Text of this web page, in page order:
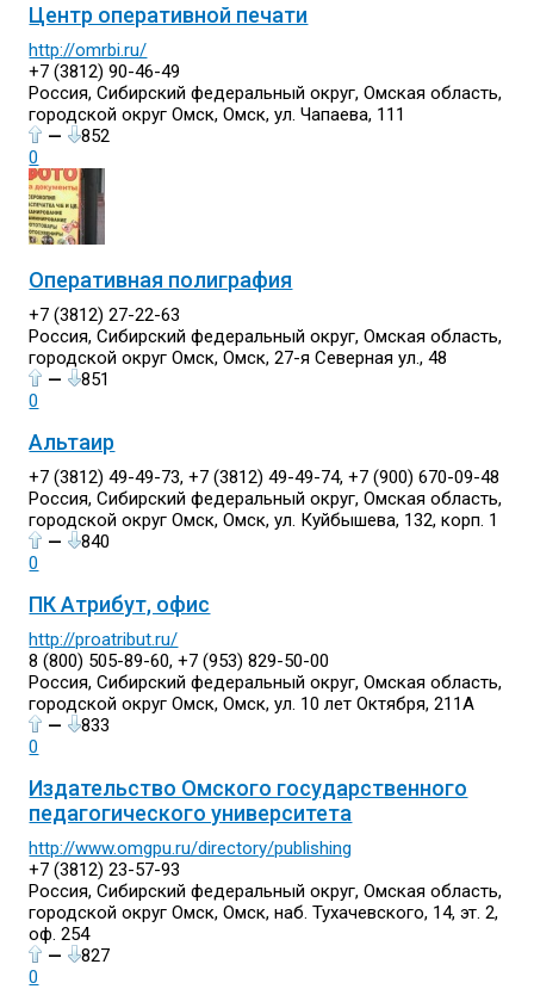
Центр оперативной печати
http://omrbi.ru/
+7 (3812) 90-46-49
Россия, Сибирский федеральный округ, Омская область,
городской округ Омск, Омск, ул. Чапаева, 111
—
852
0
Оперативная полиграфия
+7 (3812) 27-22-63
Россия, Сибирский федеральный округ, Омская область,
городской округ Омск, Омск, 27-я Северная ул., 48
—
851
0
Альтаир
+7 (3812) 49-49-73, +7 (3812) 49-49-74, +7 (900) 670-09-48
Россия, Сибирский федеральный округ, Омская область,
городской округ Омск, Омск, ул. Куйбышева, 132, корп. 1
—
840
0
ПК Атрибут, офис
http://proatribut.ru/
8 (800) 505-89-60, +7 (953) 829-50-00
Россия, Сибирский федеральный округ, Омская область,
городской округ Омск, Омск, ул. 10 лет Октября, 211А
—
833
0
Издательство Омского государственного
педагогического университета
http://www.omgpu.ru/directory/publishing
+7 (3812) 23-57-93
Россия, Сибирский федеральный округ, Омская область,
городской округ Омск, Омск, наб. Тухачевского, 14, эт. 2,
оф. 254
—
827
0